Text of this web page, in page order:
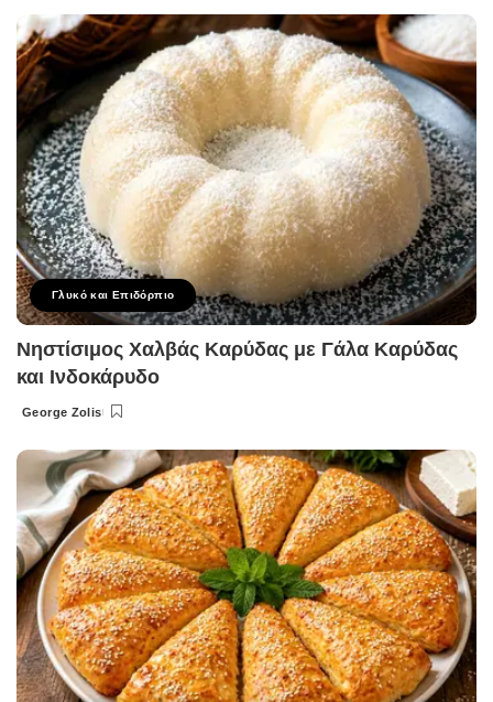
Γλυκό και Επιδόρπιο
Νηστίσιμος Χαλβάς Καρύδας με Γάλα Καρύδας
και Ινδοκάρυδο
Posted
George Zolis